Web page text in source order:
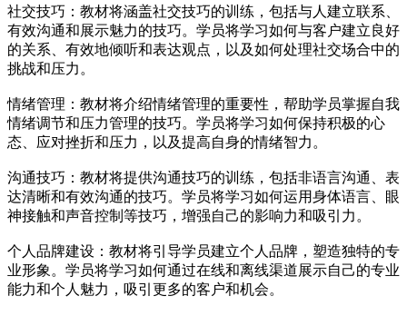
社交技巧：教材将涵盖社交技巧的训练，包括与人建立联系、
有效沟通和展示魅力的技巧。学员将学习如何与客户建立良好
的关系、有效地倾听和表达观点，以及如何处理社交场合中的
挑战和压力。
情绪管理：教材将介绍情绪管理的重要性，帮助学员掌握自我
情绪调节和压力管理的技巧。学员将学习如何保持积极的心
态、应对挫折和压力，以及提高自身的情绪智力。
沟通技巧：教材将提供沟通技巧的训练，包括非语言沟通、表
达清晰和有效沟通的技巧。学员将学习如何运用身体语言、眼
神接触和声音控制等技巧，增强自己的影响力和吸引力。
个人品牌建设：教材将引导学员建立个人品牌，塑造独特的专
业形象。学员将学习如何通过在线和离线渠道展示自己的专业
能力和个人魅力，吸引更多的客户和机会。